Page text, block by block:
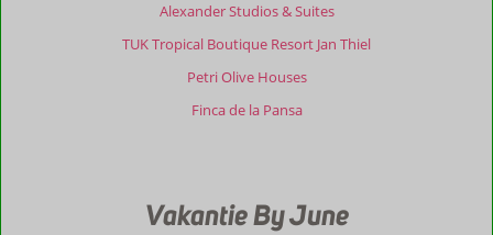
Alexander Studios & Suites
TUK Tropical Boutique Resort Jan Thiel
Petri Olive Houses
Finca de la Pansa
Vakantie By June